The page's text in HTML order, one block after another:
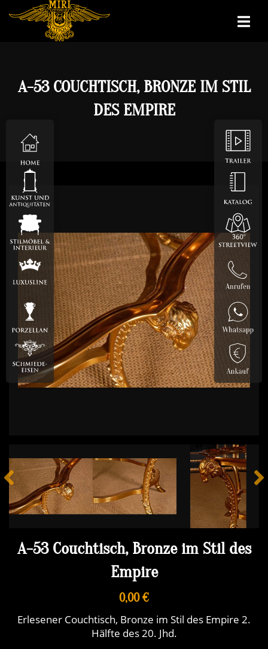
A-53 COUCHTISCH, BRONZE IM STIL
DES EMPIRE
A-53 Couchtisch, Bronze im Stil des
Empire
0,00 €
Erlesener Couchtisch, Bronze im Stil des Empire 2.
Hälfte des 20. Jhd.